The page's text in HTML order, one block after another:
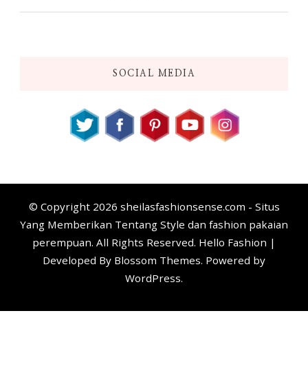
SOCIAL MEDIA
© Copyright 2026 sheilasfashionsense.com - Situs
Yang Memberikan Tentang Style dan fashion pakaian
perempuan. All Rights Reserved. Hello Fashion |
Developed By Blossom Themes. Powered by
WordPress.